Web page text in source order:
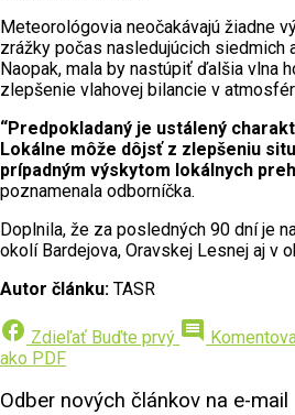
Meteorológovia neočakávajú žiadne
zrážky počas nasledujúcich siedmich
Naopak, mala by nastúpiť ďalšia vlna
zlepšenie vlahovej bilancie v
“Predpokladaný je ustálený
Lokálne môže dôjsť z zlepšeniu
prípadným výskytom lokálnych
poznamenala odborníčka.
Doplnila, že za posledných 90 dní je
okolí Bardejova, Oravskej Lesnej aj v
Autor článku: TASR
facebook Zdieľať Buďte prvý comment
ako PDF
Odber nových článkov na e-mail